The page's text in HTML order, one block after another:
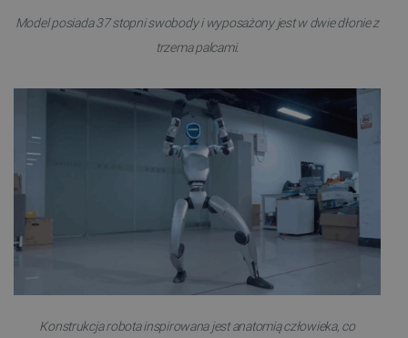
Model posiada 37 stopni swobody i wyposażony jest w dwie dłonie z
trzema palcami.
Konstrukcja robota inspirowana jest anatomią człowieka, co